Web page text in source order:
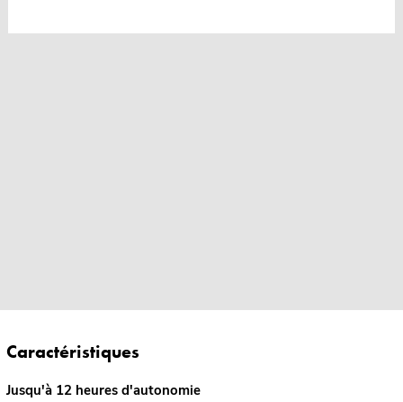
Caractéristiques
Jusqu'à 12 heures d'autonomie